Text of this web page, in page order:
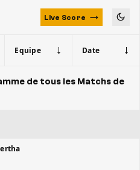
Live Score
Equipe Date
de tous les Matchs de